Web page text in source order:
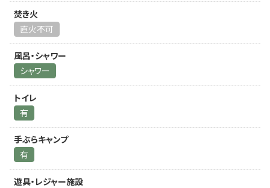
焚き火
直火不可
風呂・シャワー
シャワー
トイレ
有
手ぶらキャンプ
有
遊具・レジャー施設